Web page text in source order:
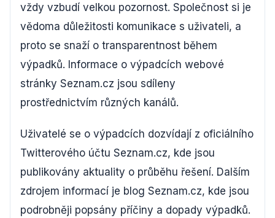
vždy vzbudí velkou pozornost. Společnost si je
vědoma důležitosti komunikace s uživateli, a
proto se snaží o transparentnost během
výpadků. Informace o výpadcích webové
stránky Seznam.cz jsou sdíleny
prostřednictvím různých kanálů.
Uživatelé se o výpadcích dozvídají z oficiálního
Twitterového účtu Seznam.cz, kde jsou
publikovány aktuality o průběhu řešení. Dalším
zdrojem informací je blog Seznam.cz, kde jsou
podrobněji popsány příčiny a dopady výpadků.